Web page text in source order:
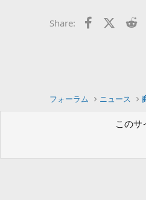
Share: Facebook
X
フォーラム ニュース
ツクールフォーラム（β
このサ